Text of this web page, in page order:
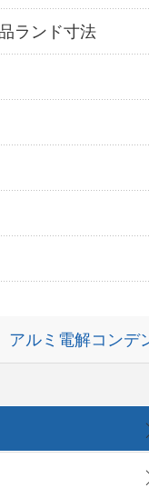
ランド寸法
アルミ電解コンデ